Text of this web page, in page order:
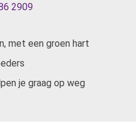
2909
met een groen hart
je graag op weg